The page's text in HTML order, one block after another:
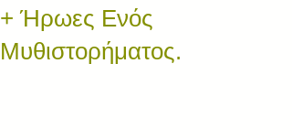
+ Ήρωες Ενός
Μυθιστορήματος.